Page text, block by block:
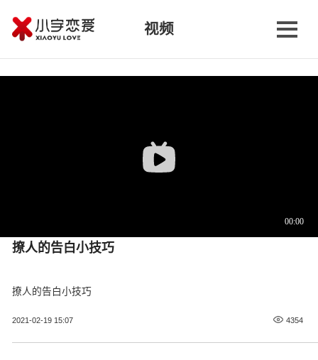
视频
撩人的告白小技巧
撩人的告白小技巧
2021-02-19 15:07 4354